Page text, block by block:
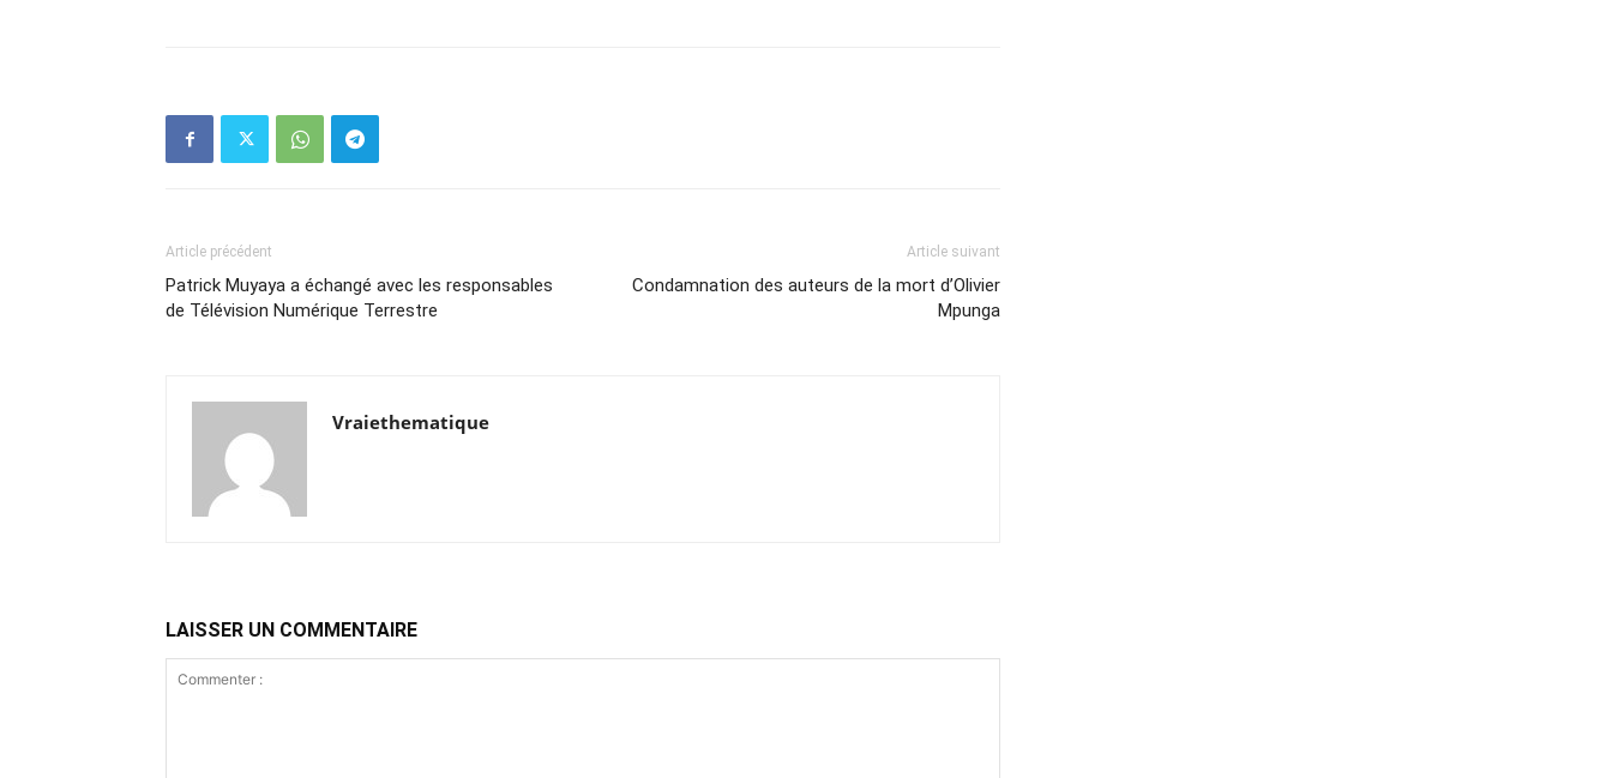
Article précédent
Patrick Muyaya a échangé avec les responsables
de Télévision Numérique Terrestre
Article suivant
Condamnation des auteurs de la mort d’Olivier
Mpunga
Vraiethematique
LAISSER UN COMMENTAIRE